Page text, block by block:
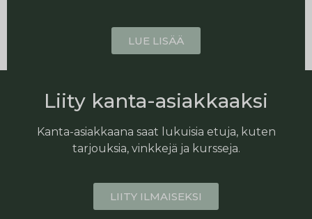
LUE LISÄÄ
Liity kanta-asiakkaaksi
Kanta-asiakkaana saat lukuisia etuja, kuten
tarjouksia, vinkkejä ja kursseja.
LIITY ILMAISEKSI